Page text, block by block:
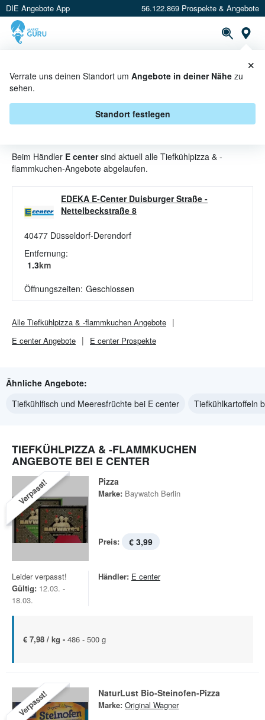
DIE Angebote App 56.122.869 Prospekte & Angebote
Verrate uns deinen Standort um Angebote in deiner Nähe zu
sehen.
Standort festlegen
×
TIEFKÜHLPIZZA & -
FLAMMKUCHEN ANGEBOTE &
AKTIONEN BEI E CENTER
Beim Händler E centersind aktuell alle Tiefkühlpizza & -
flammkuchen-Angebote abgelaufen.
EDEKA E-Center Duisburger Straße -
Nettelbeckstraße 8
40477 Düsseldorf-Derendorf
Entfernung:
1.3km
Öffnungszeiten: Geschlossen
Alle Tiefkühlpizza & -flammkuchen Angebote
E centerAngebote E centerProspekte
Ähnliche Angebote:
Tiefkühlfisch und Meeresfrüchte bei E center
Tiefkühlkartoffeln
TIEFKÜHLPIZZA & -FLAMMKUCHEN
ANGEBOTE BEI E CENTER
Verpasst! Pizza
Marke: Baywatch Berlin
Preis: € 3,99
Leider verpasst!
Gültig: 12.03. -
18.03.
Händler: E center
€ 7,98 / kg - 486 - 500 g
Verpasst! NaturLust Bio-Steinofen-Pizza
Marke: Original Wagner